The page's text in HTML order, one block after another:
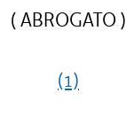
( ABROGATO )
(1)